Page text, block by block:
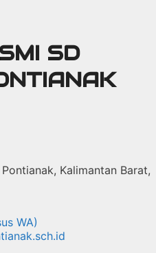
SD
Kalimantan Barat,
WA)